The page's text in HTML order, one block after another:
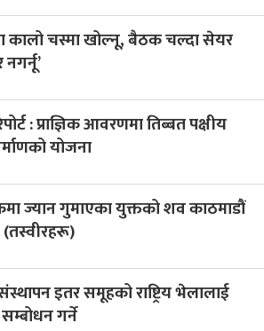
कालो चस्मा खोल्नू, बैठक चल्दा सेयर
नगर्नू’
: प्राज्ञिक आवरणमा तिब्बत पक्षीय
योजना
ज्यान गुमाएका युक्तको शव काठमाडौं
(तस्वीरहरू)
इतर समूहको राष्ट्रिय भेलालाई
गर्ने